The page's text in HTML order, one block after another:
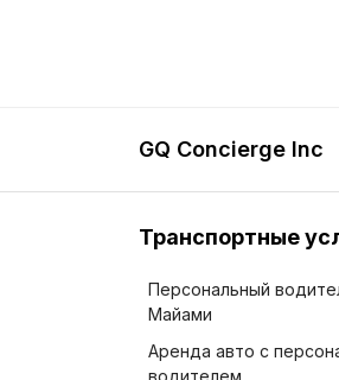
GQ Concierge Inc
Транспортные
Персональный
Майами
Аренда авто с
водителем